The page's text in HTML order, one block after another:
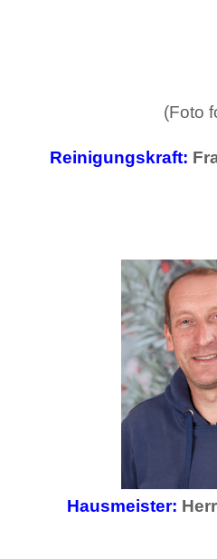
(Foto
Reinigungskraft:
Hausmeister: